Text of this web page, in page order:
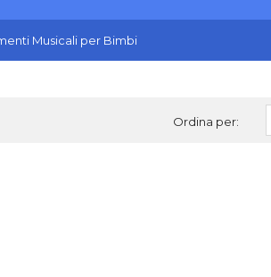
Musicali per Bimbi
Ordina per: